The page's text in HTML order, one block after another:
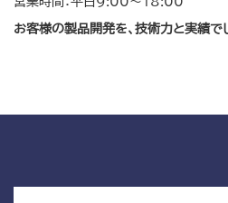
お客様の製品開発を、技術力と実績で